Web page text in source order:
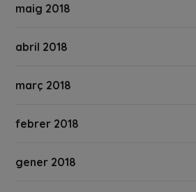
maig 2018
abril 2018
març 2018
febrer 2018
gener 2018